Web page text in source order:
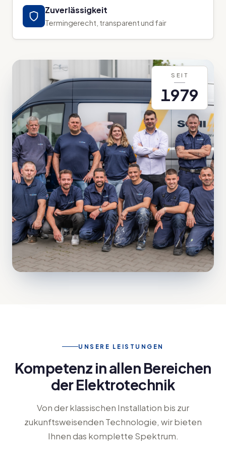
Zuverlässigkeit
Termingerecht, transparent und fair
SEIT
1979
UNSERE LEISTUNGEN
Kompetenz in allen Bereichen
der Elektrotechnik
Von der klassischen Installation bis zur
zukunftsweisenden Technologie, wir bieten
Ihnen das komplette Spektrum.